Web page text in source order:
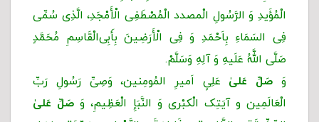
الْمُؤَیدِ وَ الرَّسُولِ الْمصدد الْمُصْطَفِی الْأَمْجَدِ، الَّذِی سُمِّی
فِی السَمَاءِ بِاَحْمَدِ وَ فِی الْأَرَضِینَ بِأَبِی‌الْقَاسِمِ مُحَمَّدٍ
صَلَّى اللَّهُ عَلَیهِ وَ آلِهِ وَسَلَّمْ.
وَ صَلِّ عَلیٰ عَلِیٍ اَمیرِ المُومِنین، وَصِیِّ رَسُولِ رَبِّ
الْعَالَمِین و آیَتِک الْکبْرى وَ النَّبَإِ الْعَظِیمِ، وَ صَلِّ عَلیٰ